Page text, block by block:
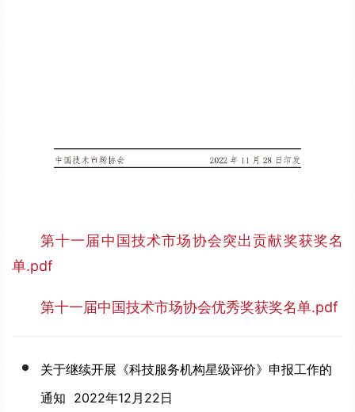
第十一届中国技术市场协会突出贡献奖获奖名
单.pdf
第十一届中国技术市场协会优秀奖获奖名单.pdf
关于继续开展《科技服务机构星级评价》申报工作的
通知 2022年12月22日